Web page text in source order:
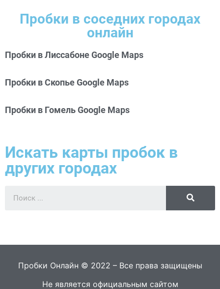
Пробки в соседних городах
онлайн
Пробки в Лиссабоне Google Maps
Пробки в Скопье Google Maps
Пробки в Гомель Google Maps
Искать карты пробок в
других городах
Пробки Онлайн © 2022 – Все права защищены
Не является официальным сайтом